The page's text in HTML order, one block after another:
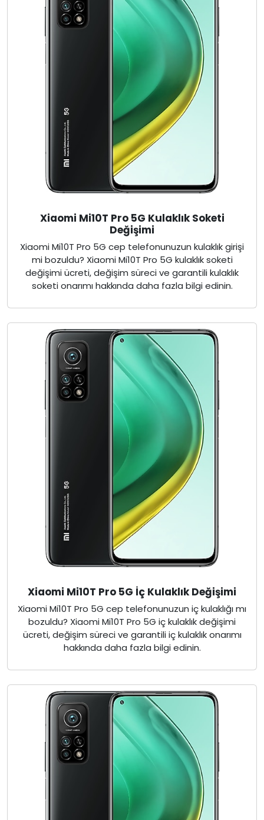
Xiaomi Mi10T Pro 5G Kulaklık Soketi
Değişimi
Xiaomi Mi10T Pro 5G cep telefonunuzun kulaklık girişi
mi bozuldu? Xiaomi Mi10T Pro 5G kulaklık soketi
değişimi ücreti, değişim süreci ve garantili kulaklık
soketi onarımı hakkında daha fazla bilgi edinin.
Xiaomi Mi10T Pro 5G İç Kulaklık Değişimi
Xiaomi Mi10T Pro 5G cep telefonunuzun iç kulaklığı mı
bozuldu? Xiaomi Mi10T Pro 5G iç kulaklık değişimi
ücreti, değişim süreci ve garantili iç kulaklık onarımı
hakkında daha fazla bilgi edinin.